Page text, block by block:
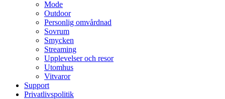
Mode
Outdoor
Personlig omvårdnad
Sovrum
Smycken
Streaming
Upplevelser och resor
Utomhus
Vitvaror
Support
Privatlivspolitik